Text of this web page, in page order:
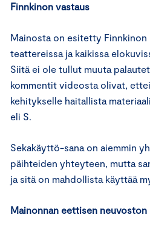
Finnkinon vastaus
Mainosta on esitetty Finnkinon
teattereissa ja kaikissa
Siitä ei ole tullut muuta
kommentit videosta olivat,
kehitykselle haitallista
eli S.
Sekakäyttö-sana on aiemmin
päihteiden yhteyteen, mutta
ja sitä on mahdollista käyttää
Mainonnan eettisen neuvoston